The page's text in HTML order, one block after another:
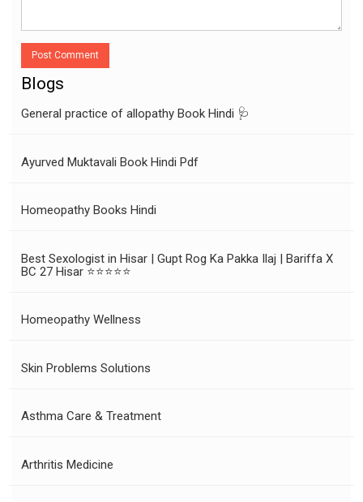
Post Comment
Blogs
General practice of allopathy Book Hindi 🩺
Ayurved Muktavali Book Hindi Pdf
Homeopathy Books Hindi
Best Sexologist in Hisar | Gupt Rog Ka Pakka Ilaj | Bariffa X
BC 27 Hisar ⭐⭐⭐⭐⭐
Homeopathy Wellness
Skin Problems Solutions
Asthma Care & Treatment
Arthritis Medicine